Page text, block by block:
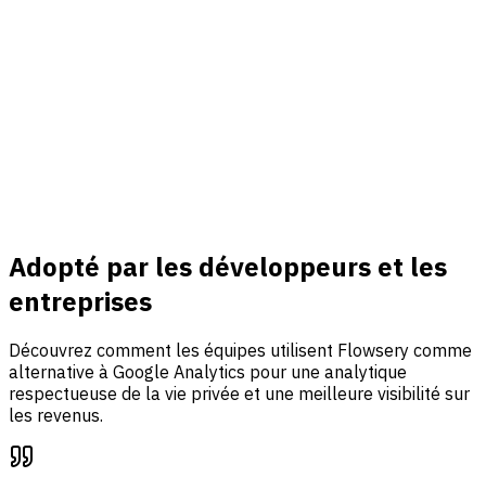
Adopté par les développeurs et les
entreprises
Découvrez comment les équipes utilisent Flowsery comme
alternative à Google Analytics pour une analytique
respectueuse de la vie privée et une meilleure visibilité sur
les revenus.